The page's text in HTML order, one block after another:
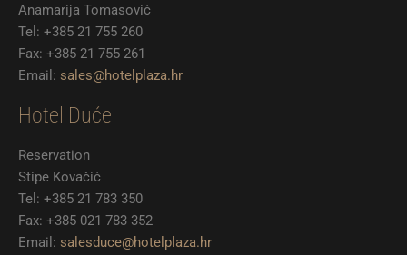
Anamarija Tomasović
Tel: +385 21 755 260
Fax: +385 21 755 261
Email: sales@hotelplaza.hr
Hotel Duće
Reservation
Stipe Kovačić
Tel: +385 21 783 350
Fax: +385 021 783 352
Email: salesduce@hotelplaza.hr